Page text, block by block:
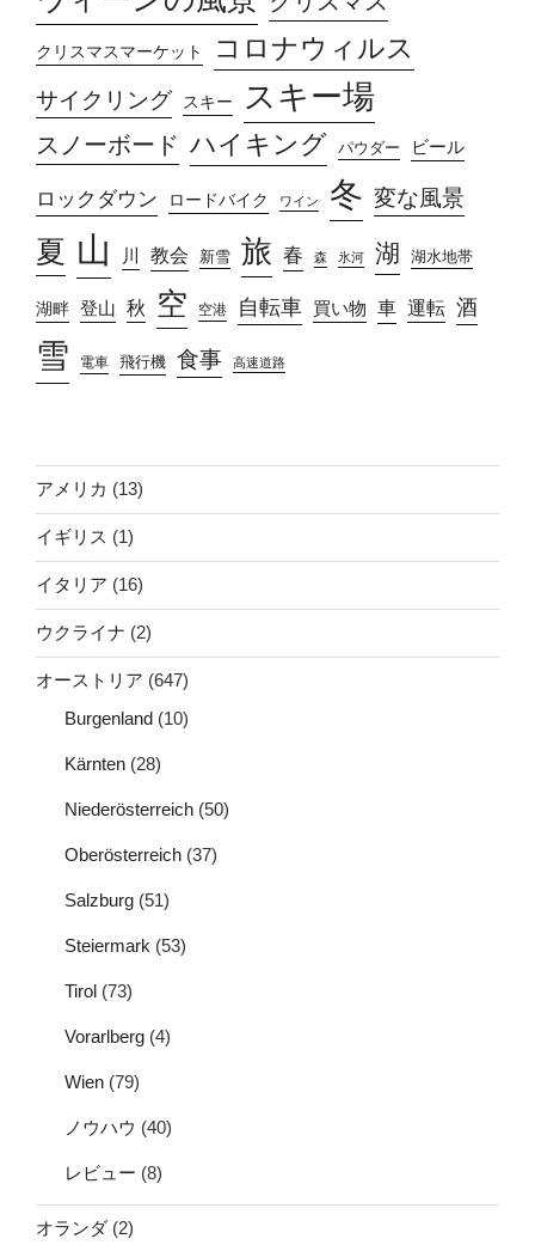
クリスマスマーケット コロナウィルス
サイクリング スキー スキー場
スノーボード ハイキング パウダー ビール
ロックダウン ロードバイク ワイン 冬 変な風景
夏 山 川 教会 新雪 旅 春 森 氷河 湖 湖水地帯
湖畔 登山 秋 空 空港 自転車 買い物 車 運転 酒
雪 電車 飛行機 食事 高速道路
アメリカ (13)
イギリス (1)
イタリア (16)
ウクライナ (2)
オーストリア (647)
Burgenland (10)
Kärnten (28)
Niederösterreich (50)
Oberösterreich (37)
Salzburg (51)
Steiermark (53)
Tirol (73)
Vorarlberg (4)
Wien (79)
ノウハウ (40)
レビュー (8)
オランダ (2)